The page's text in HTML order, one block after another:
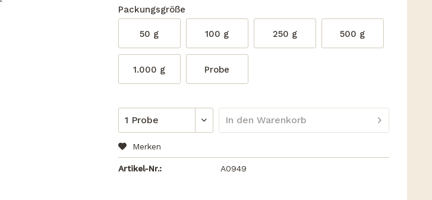
Packungsgröße
50 g 100 g 250 g 500 g
1.000 g Probe
In den Warenkorb
Merken
Artikel-Nr.: A0949